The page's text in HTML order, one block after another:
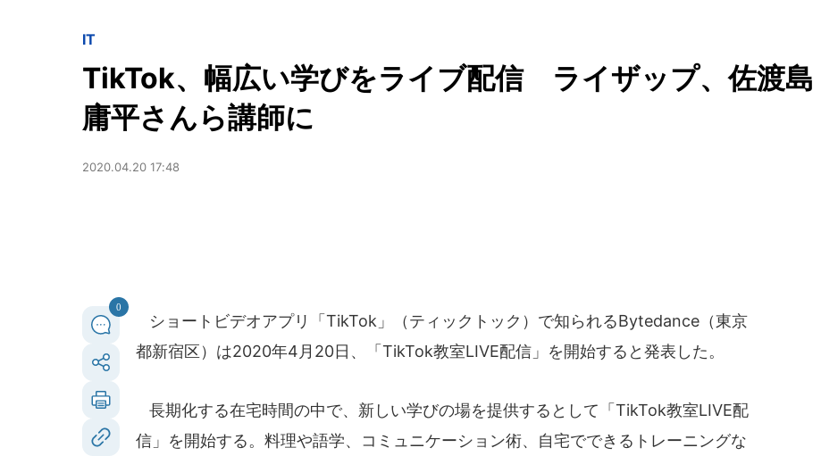
IT
TikTok、幅広い学びをライブ配信 ライザップ、佐渡島
庸平さんら講師に
2020.04.20 17:48
0
ショートビデオアプリ「TikTok」（ティックトック）で知られるBytedance（東京
都新宿区）は2020年4月20日、「TikTok教室LIVE配信」を開始すると発表した。
長期化する在宅時間の中で、新しい学びの場を提供するとして「TikTok教室LIVE配
信」を開始する。料理や語学、コミュニケーション術、自宅でできるトレーニングな